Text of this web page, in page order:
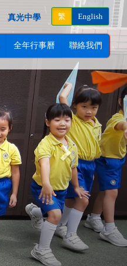
真光中學 繁 English
全年行事曆 聯絡我們
Next